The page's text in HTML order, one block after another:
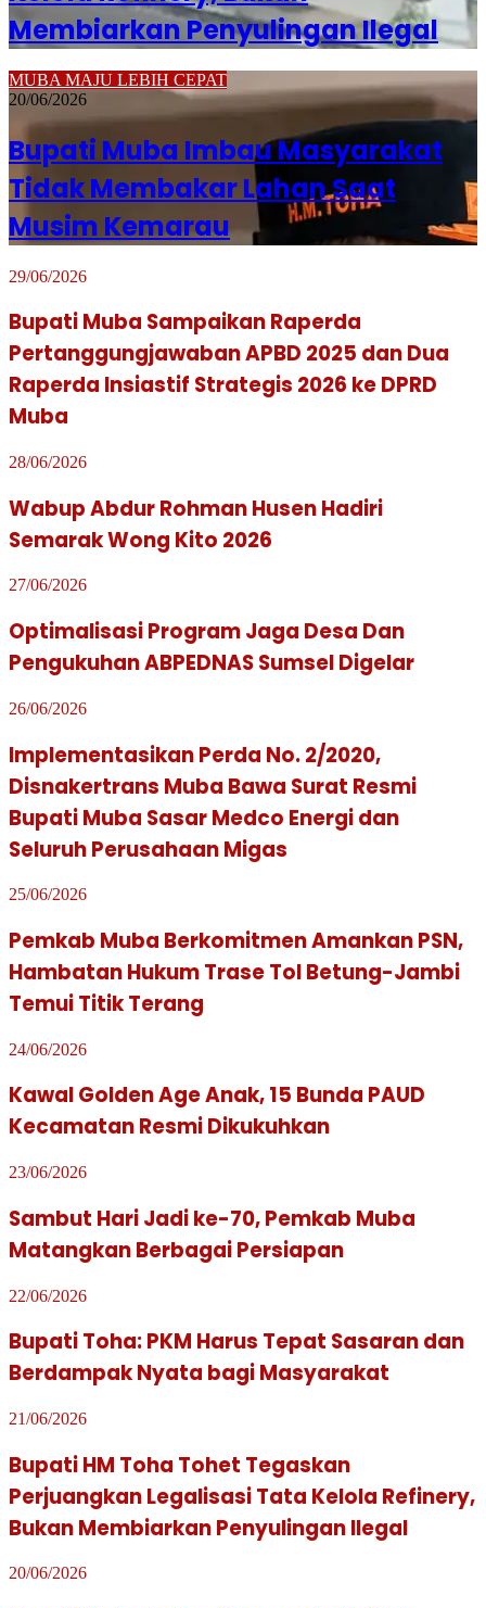
Membiarkan Penyulingan Ilegal
MUBA MAJU LEBIH CEPAT
20/06/2026
Bupati Muba Imbau Masyarakat
Tidak Membakar Lahan Saat
Musim Kemarau
29/06/2026
Bupati Muba Sampaikan Raperda
Pertanggungjawaban APBD 2025 dan Dua
Raperda Insiastif Strategis 2026 ke DPRD
Muba
28/06/2026
Wabup Abdur Rohman Husen Hadiri
Semarak Wong Kito 2026
27/06/2026
Optimalisasi Program Jaga Desa Dan
Pengukuhan ABPEDNAS Sumsel Digelar
26/06/2026
Implementasikan Perda No. 2/2020,
Disnakertrans Muba Bawa Surat Resmi
Bupati Muba Sasar Medco Energi dan
Seluruh Perusahaan Migas
25/06/2026
Pemkab Muba Berkomitmen Amankan PSN,
Hambatan Hukum Trase Tol Betung-Jambi
Temui Titik Terang
24/06/2026
Kawal Golden Age Anak, 15 Bunda PAUD
Kecamatan Resmi Dikukuhkan
23/06/2026
Sambut Hari Jadi ke-70, Pemkab Muba
Matangkan Berbagai Persiapan
22/06/2026
Bupati Toha: PKM Harus Tepat Sasaran dan
Berdampak Nyata bagi Masyarakat
21/06/2026
Bupati HM Toha Tohet Tegaskan
Perjuangkan Legalisasi Tata Kelola Refinery,
Bukan Membiarkan Penyulingan Ilegal
20/06/2026